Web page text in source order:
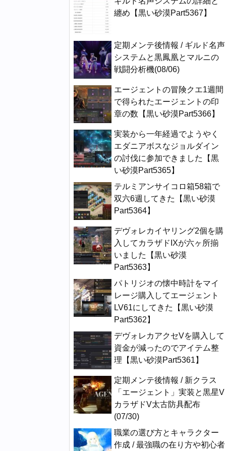
纏め【黒い砂漠Part5367】
定期メンテ後情報 / ギルド名声
システムと黒鳳凰とマルニの
戦闘分析機(08/06)
エージェントの冒険クエ1週間
で得られたエージェントの印
章の数【黒い砂漠Part5366】
実装から一年経過でようやく
エダニアボスなジョルダイン
の討伐に参加できました【黒
い砂漠Part5365】
テルミアンサイコロ箱58箱で
双六6週してきた【黒い砂漠
Part5364】
デヴォレカイヤリング2個を購
入してカラザドIXが六ヶ所揃
いました【黒い砂漠
Part5363】
パトリジオの懐中時計をマイ
レージ購入してエージェント
LV61にしてきた【黒い砂漠
Part5362】
デヴォレカアクセVを購入して
資金が減ったのでアイテム整
理【黒い砂漠Part5361】
定期メンテ後情報 / 新クラス
「エージェント」実装と黒星V
カラザドV太古防具配布
(07/30)
職業の選び方とキャラクター
作成 / 最強職の在り方や初心者